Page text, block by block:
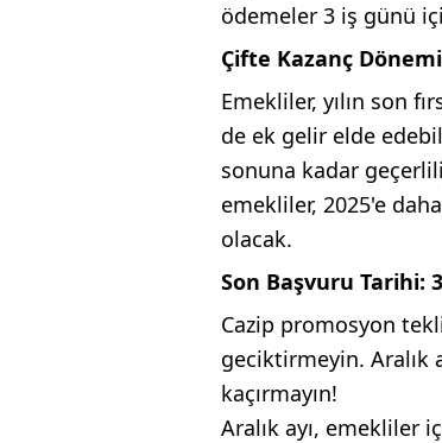
ödemeler 3 iş günü
Çifte Kazanç
Emekliler, yılın son
de ek gelir elde
sonuna kadar
emekliler, 2025'e
olacak.
Son Başvuru Tarihi:
Cazip promosyon
geciktirmeyin. Aralık
kaçırmayın!
Aralık ayı, emekliler